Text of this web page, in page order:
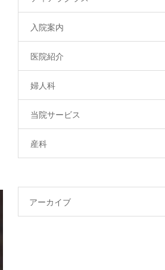
入院案内
医院紹介
婦人科
当院サービス
産科
アーカイブ